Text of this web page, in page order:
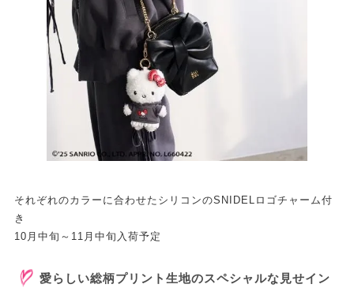
それぞれのカラーに合わせたシリコンのSNIDELロゴチャーム付
き
10月中旬～11月中旬入荷予定
愛らしい総柄プリント生地のスペシャルな見せイン